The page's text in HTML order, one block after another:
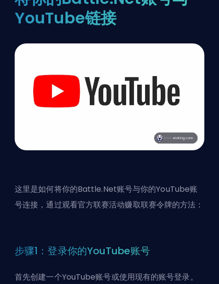
YouTube链接
这里是如何将你的Battle.Net账号与你的YouTube账
号连接，通过观看官方联赛活动赚取联赛令牌的方法：
步骤1：登录你的YouTube账号
首先创建一个YouTube账号或使用现有的账号登录。